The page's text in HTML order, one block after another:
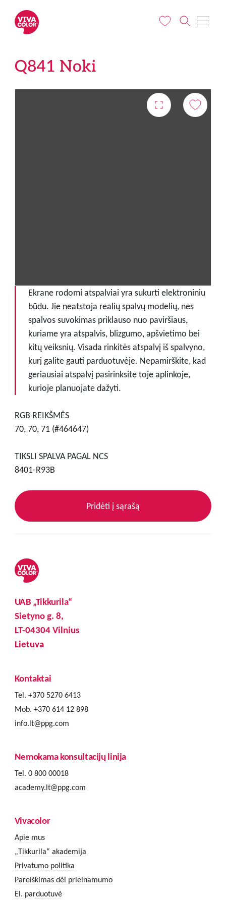
Q841 Noki
Ekrane rodomi atspalviai yra sukurti elektroniniu
būdu. Jie neatstoja realių spalvų modelių, nes
spalvos suvokimas priklauso nuo paviršiaus,
kuriame yra atspalvis, blizgumo, apšvietimo bei
kitų veiksnių. Visada rinkitės atspalvį iš spalvyno,
kurį galite gauti parduotuvėje. Nepamirškite, kad
geriausiai atspalvį pasirinksite toje aplinkoje,
kurioje planuojate dažyti.
RGB REIKŠMĖS
70, 70, 71 (#464647)
TIKSLI SPALVA PAGAL NCS
8401-R93B
Pridėti į sąrašą
UAB „Tikkurila“
Sietyno g. 8,
LT-04304 Vilnius
Lietuva
Kontaktai
Tel. +370 5270 6413
Mob. +370 614 12 898
info.lt@ppg.com
Nemokama konsultacijų linija
Tel. 0 800 00018
academy.lt@ppg.com
Vivacolor
Apie mus
„Tikkurila“ akademija
Privatumo politika
Pareiškimas dėl prieinamumo
El. parduotuvė